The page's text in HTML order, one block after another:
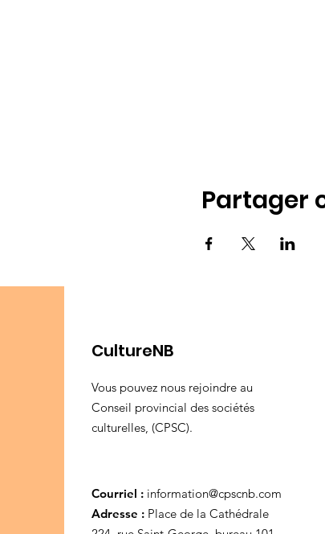
Partager
CultureNB
Vous pouvez nous rejoindre au
Conseil provincial des sociétés
culturelles, (CPSC).
Courriel : information@cpscnb.com
Adresse : Place de la Cathédrale